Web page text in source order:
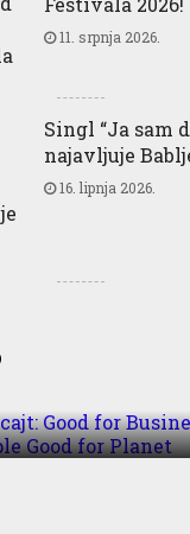
11. srpnja 2026.
Singl “Ja sam
najavljuje
16. lipnja 2026.
Good for